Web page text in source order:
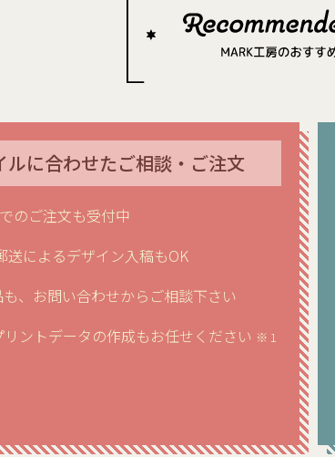
ルに合わせたご相談・ご注文
のご注文も受付中
送によるデザイン入稿もOK
、お問い合わせからご相談下さい
ントデータの作成もお任せください ※ 1